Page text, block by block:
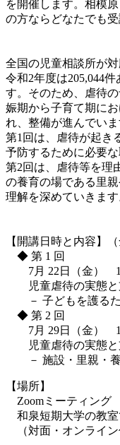
を開催します。相模
の方ならどなたでも受
全国の児童相談所が
令和2年度は205,044
す。そのため、虐待
娠期から子育て期に
れ、整備が進んでいま
第1回は、虐待が起き
予防するために必要
第2回は、虐待等を理
の養育の場である里
理解を深めていきます
【開講日時と内容】（
◆ 第 1 回
7月 22日（金） 13
児童虐待の実態
－ 子どもを護るた
◆ 第 2 回
7月 29日（金） 13
児童虐待の実態
－ 施設・里親・養
【場所】
Zoomミーティング
和泉短期大学の教室
（対面・オンライン